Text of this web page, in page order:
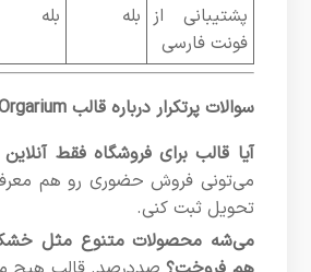
پشتیبانی از
فونت فارسی
بله بله
سوالات پرتکرار درباره قالب Orgarium
آیا قالب برای فروشگاه فقط
می‌تونی فروش حضوری رو هم
تحویل ثبت کنی.
می‌شه محصولات متنوع مثل